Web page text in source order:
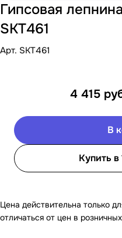
Гипсовая
SKT461
Арт. SKT461
4 415
В
Купить в
Цена действительна только
отличаться от цен в